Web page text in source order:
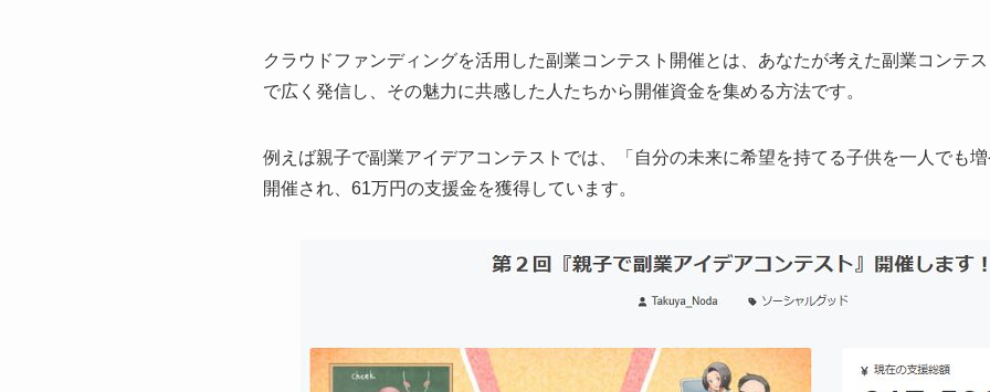
クラウドファンディングを活用した副業コンテスト開催とは、あなたが考えた副業コンテ
で広く発信し、その魅力に共感した人たちから開催資金を集める方法です。
例えば親子で副業アイデアコンテストでは、「自分の未来に希望を持てる子供を一人でも
開催され、61万円の支援金を獲得しています。